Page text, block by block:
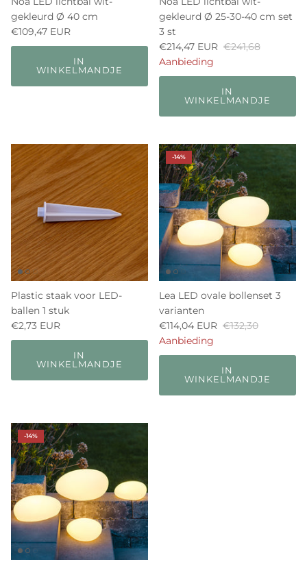
gekleurd Ø 40 cm
€109,47 EUR
IN
WINKELMANDJE
gekleurd Ø 25-30-40 cm set
3 st
€214,47 EUR €241,68
Aanbieding
IN
WINKELMANDJE
Plastic staak voor LED-
ballen 1 stuk
€2,73 EUR
IN
WINKELMANDJE
-14%
Lea LED ovale bollenset 3
varianten
€114,04 EUR €132,30
Aanbieding
IN
WINKELMANDJE
-14%